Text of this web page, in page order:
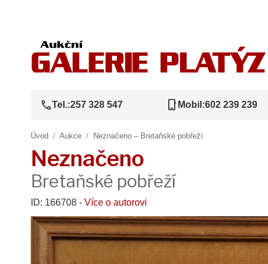
callTel.:257 328 547 phone_iphone Mobil:602 239 239
Úvod / Aukce / Neznačeno – Bretaňské pobřeží
Neznačeno
Bretaňské pobřeží
ID: 166708 - Více o autorovi